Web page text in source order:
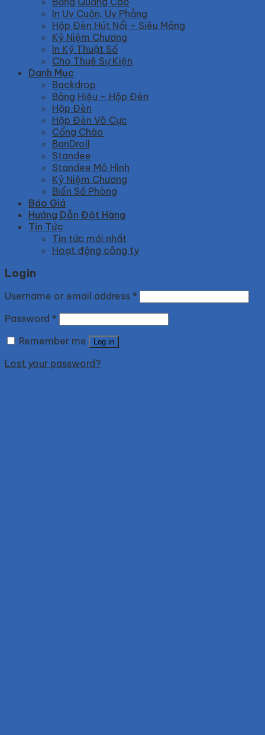
In Uv Cuộn, Uv Phẳng
Hộp Đèn Hút Nổi – Siêu Mỏng
Kỷ Niệm Chương
In Kỹ Thuật Số
Cho Thuê Sự Kiện
Danh Mục
Backdrop
Bảng Hiệu – Hộp Đèn
Hộp Đèn
Hộp Đèn Vô Cực
Cổng Chào
BanDroll
Standee
Standee Mô Hình
Kỷ Niệm Chương
Biển Số Phòng
Báo Giá
Hướng Dẫn Đặt Hàng
Tin Tức
Tin tức mới nhất
Hoạt động công ty
Login
Username or email address *
Password *
Remember me
Log in
Lost your password?